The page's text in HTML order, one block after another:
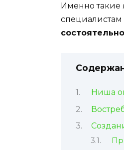
Именно такие
специалистам
Ниша